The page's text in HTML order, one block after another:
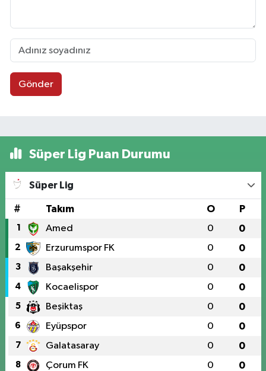
Gönder
Süper Lig Puan Durumu
Süper Lig
# Takım O P
1 Amed 0 0
2 Erzurumspor FK 0 0
3 Başakşehir 0 0
4 Kocaelispor 0 0
5 Beşiktaş 0 0
6 Eyüpspor 0 0
7 Galatasaray 0 0
8 Çorum FK 0 0